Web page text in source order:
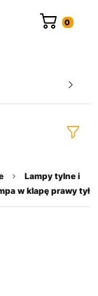
Lampy tylne i
w klapę prawy tył